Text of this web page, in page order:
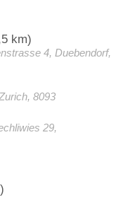
km)
4, Duebendorf,
8093
29,